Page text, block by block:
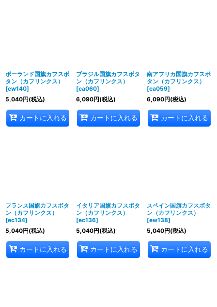
ポーランド国旗カフスボ
タン（カフリンクス）
[ew140]
5,040円(税込)
カートに入れる
ブラジル国旗カフスボタ
ン（カフリンクス）
[ca060]
6,090円(税込)
カートに入れる
南アフリカ国旗カフスボ
タン（カフリンクス）
[ca059]
6,090円(税込)
カートに入れる
フランス国旗カフスボタ
ン（カフリンクス）
[ec134]
5,040円(税込)
カートに入れる
イタリア国旗カフスボタ
ン（カフリンクス）
[ec136]
5,040円(税込)
カートに入れる
スペイン国旗カフスボタ
ン（カフリンクス）
[ew138]
5,040円(税込)
カートに入れる